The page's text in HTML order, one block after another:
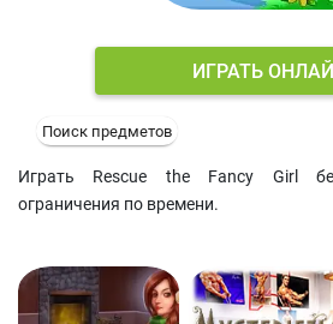
ИГРАТЬ
Поиск предметов
Играть Rescue the Fancy Girl
ограничения по времени.